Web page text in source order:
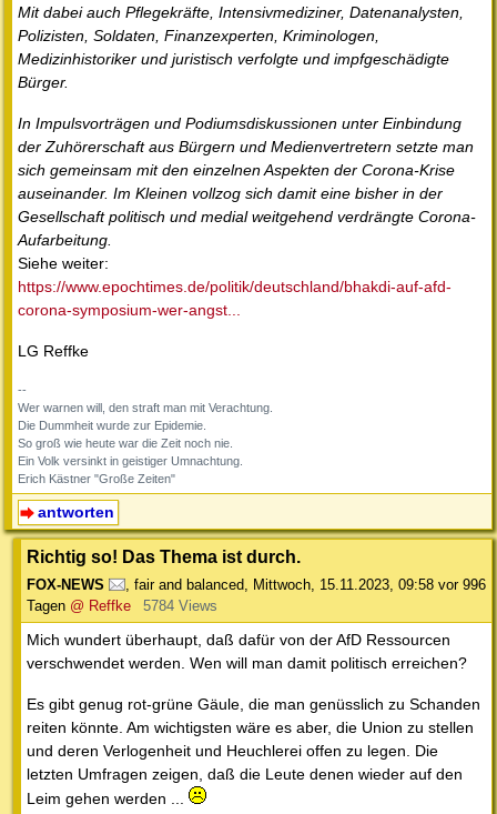
Mit dabei auch Pflegekräfte, Intensivmediziner, Datenanalysten,
Polizisten, Soldaten, Finanzexperten, Kriminologen,
Medizinhistoriker und juristisch verfolgte und impfgeschädigte
Bürger.
In Impulsvorträgen und Podiumsdiskussionen unter Einbindung
der Zuhörerschaft aus Bürgern und Medienvertretern setzte man
sich gemeinsam mit den einzelnen Aspekten der Corona-Krise
auseinander. Im Kleinen vollzog sich damit eine bisher in der
Gesellschaft politisch und medial weitgehend verdrängte Corona-
Aufarbeitung.
Siehe weiter:
https://www.epochtimes.de/politik/deutschland/bhakdi-auf-afd-
corona-symposium-wer-angst...
LG Reffke
--
Wer warnen will, den straft man mit Verachtung.
Die Dummheit wurde zur Epidemie.
So groß wie heute war die Zeit noch nie.
Ein Volk versinkt in geistiger Umnachtung.
Erich Kästner "Große Zeiten"
antworten
Richtig so! Das Thema ist durch.
FOX-NEWS , fair and balanced, Mittwoch, 15.11.2023, 09:58 vor 996
Tagen @ Reffke 5784 Views
Mich wundert überhaupt, daß dafür von der AfD Ressourcen
verschwendet werden. Wen will man damit politisch erreichen?
Es gibt genug rot-grüne Gäule, die man genüsslich zu Schanden
reiten könnte. Am wichtigsten wäre es aber, die Union zu stellen
und deren Verlogenheit und Heuchlerei offen zu legen. Die
letzten Umfragen zeigen, daß die Leute denen wieder auf den
Leim gehen werden ...